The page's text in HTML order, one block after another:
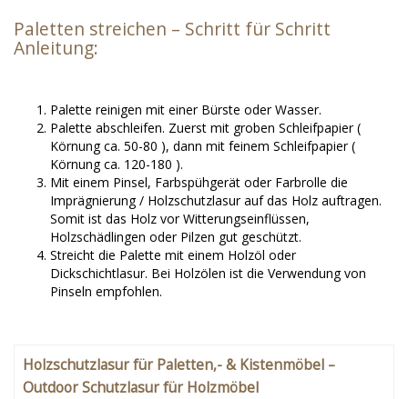
Paletten streichen – Schritt für Schritt
Anleitung:
Palette reinigen mit einer Bürste oder Wasser.
Palette abschleifen. Zuerst mit groben Schleifpapier (
Körnung ca. 50-80 ), dann mit feinem Schleifpapier (
Körnung ca. 120-180 ).
Mit einem Pinsel, Farbspühgerät oder Farbrolle die
Imprägnierung / Holzschutzlasur auf das Holz auftragen.
Somit ist das Holz vor Witterungseinflüssen,
Holzschädlingen oder Pilzen gut geschützt.
Streicht die Palette mit einem Holzöl oder
Dickschichtlasur. Bei Holzölen ist die Verwendung von
Pinseln empfohlen.
Holzschutzlasur für Paletten,- & Kistenmöbel –
Outdoor Schutzlasur für Holzmöbel